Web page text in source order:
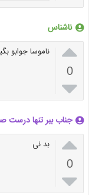
ناشناس

0

ناموسا جوابو
جناب ببر تنها

0

بد نی